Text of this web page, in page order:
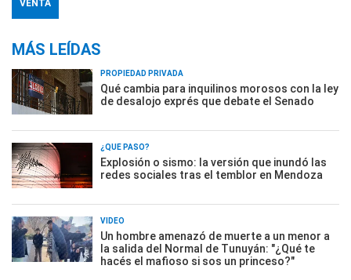
VENTA
MÁS LEÍDAS
PROPIEDAD PRIVADA
Qué cambia para inquilinos morosos con la ley
de desalojo exprés que debate el Senado
¿QUÉ PASÓ?
Explosión o sismo: la versión que inundó las
redes sociales tras el temblor en Mendoza
VIDEO
Un hombre amenazó de muerte a un menor a
la salida del Normal de Tunuyán: "¿Qué te
hacés el mafioso si sos un princeso?"